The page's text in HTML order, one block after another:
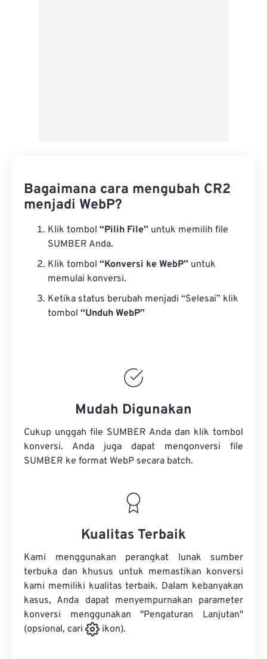
Bagaimana cara mengubah CR2
menjadi WebP?
Klik tombol “Pilih File” untuk memilih file
SUMBER Anda.
Klik tombol “Konversi ke WebP” untuk
memulai konversi.
Ketika status berubah menjadi “Selesai” klik
tombol “Unduh WebP”
Mudah Digunakan
Cukup unggah file SUMBER Anda dan klik tombol
konversi. Anda juga dapat mengonversi file
SUMBER ke format WebP secara batch.
Kualitas Terbaik
Kami menggunakan perangkat lunak sumber
terbuka dan khusus untuk memastikan konversi
kami memiliki kualitas terbaik. Dalam kebanyakan
kasus, Anda dapat menyempurnakan parameter
konversi menggunakan "Pengaturan Lanjutan"
(opsional, cari
ikon).